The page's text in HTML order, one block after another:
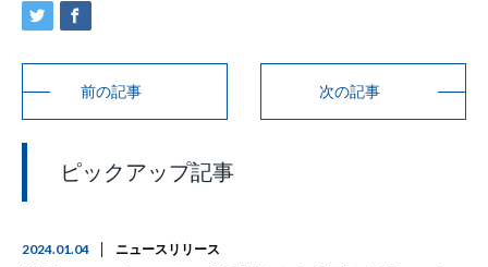
前の記事 次の記事
ピックアップ記事
2024.01.04 ニュースリリース